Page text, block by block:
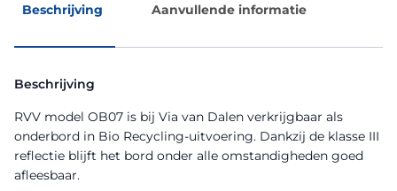
Beschrijving Aanvullende informatie
Beschrijving
RVV model OB07 is bij Via van Dalen verkrijgbaar als
onderbord in Bio Recycling-uitvoering. Dankzij de klasse III
reflectie blijft het bord onder alle omstandigheden goed
afleesbaar.